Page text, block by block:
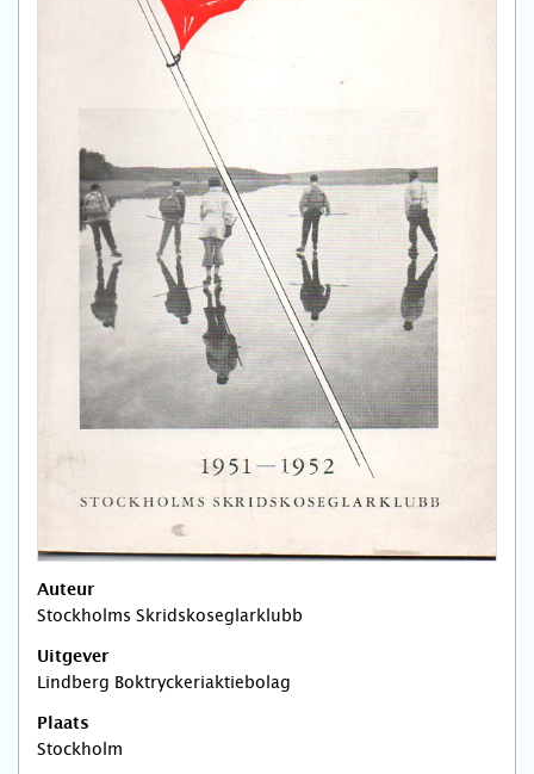
Auteur
Stockholms Skridskoseglarklubb
Uitgever
Lindberg Boktryckeriaktiebolag
Plaats
Stockholm